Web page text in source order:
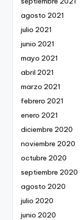
agosto 2021
julio 2021
junio 2021
mayo 2021
abril 2021
marzo 2021
febrero 2021
enero 2021
diciembre 2020
noviembre 2020
octubre 2020
septiembre 2020
agosto 2020
julio 2020
junio 2020